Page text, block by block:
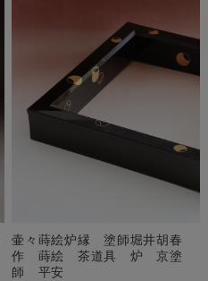
壷々蒔絵炉縁 塗師堀井胡春
作 蒔絵 茶道具 炉 京塗
師 平安